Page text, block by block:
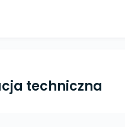
techniczna